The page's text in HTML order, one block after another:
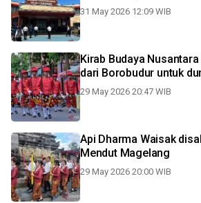
31 May 2026 12:09 WIB
Kirab Budaya
dari Borobudur untuk
29 May 2026 20:47 WIB
Api Dharma Waisak
Mendut Magelang
29 May 2026 20:00 WIB